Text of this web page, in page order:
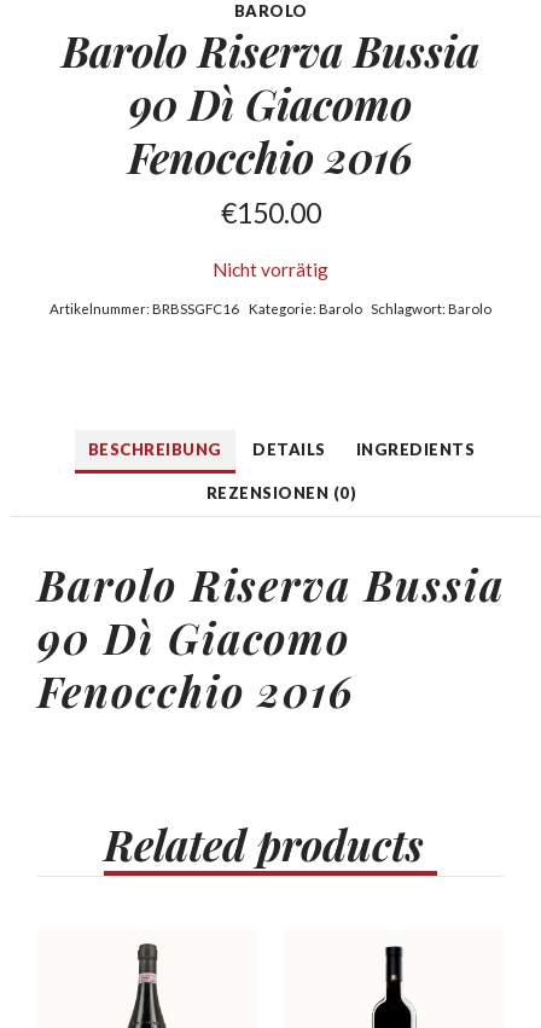
BAROLO
Barolo Riserva Bussia
90 Dì Giacomo
Fenocchio 2016
€150.00
Nicht vorrätig
Artikelnummer: BRBSSGFC16 Kategorie: Barolo Schlagwort: Barolo
BESCHREIBUNG DETAILS INGREDIENTS
REZENSIONEN (0)
Barolo Riserva Bussia
90 Dì Giacomo
Fenocchio 2016
Relatedproducts